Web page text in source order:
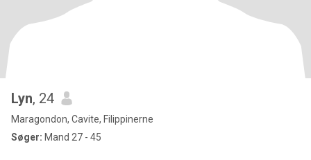
Lyn, 24
Maragondon, Cavite, Filippinerne
Søger: Mand 27 - 45